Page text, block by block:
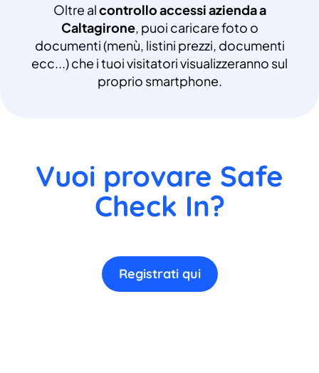
Oltre alcontrollo accessi azienda a
Caltagirone, puoi caricare foto o
documenti (menù, listini prezzi, documenti
ecc...) che i tuoi visitatori visualizzeranno sul
proprio smartphone.
Vuoi provare Safe
Check In?
Registrati qui